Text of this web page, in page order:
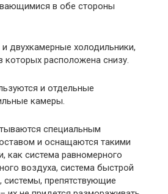
в обе стороны
двухкамерные холодильники,
которых расположена снизу.
и отдельные
камеры.
специальным
и оснащаются такими
как система равномерного
воздуха, система быстрой
системы, препятствующие